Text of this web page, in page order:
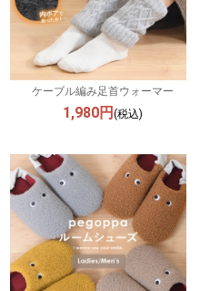
ケーブル編み足首ウォーマー
1,980円(税込)